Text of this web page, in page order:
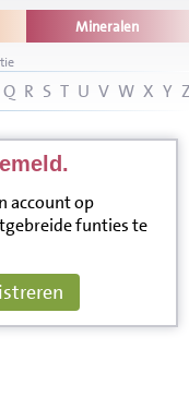
Mineralen
Q R S T U V W X Y
account op
funties te